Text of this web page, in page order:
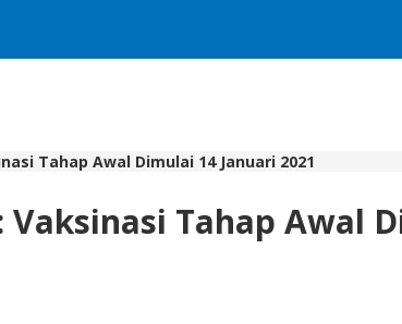
Tahap Awal Dimulai 14 Januari 2021
Tahap Awal